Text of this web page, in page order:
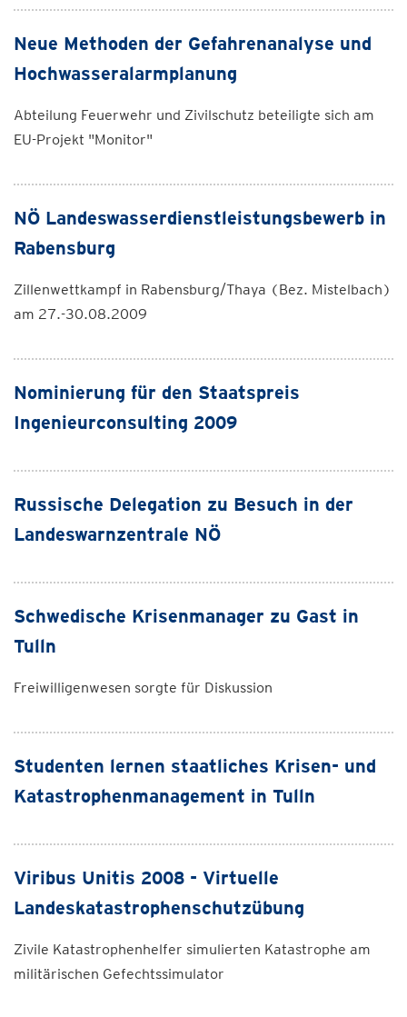
Neue Methoden der Gefahrenanalyse und
Hochwasseralarmplanung
Abteilung Feuerwehr und Zivilschutz beteiligte sich am
EU-Projekt "Monitor"
NÖ Landeswasserdienstleistungsbewerb in
Rabensburg
Zillenwettkampf in Rabensburg/Thaya (Bez. Mistelbach)
am 27.-30.08.2009
Nominierung für den Staatspreis
Ingenieurconsulting 2009
Russische Delegation zu Besuch in der
Landeswarnzentrale NÖ
Schwedische Krisenmanager zu Gast in
Tulln
Freiwilligenwesen sorgte für Diskussion
Studenten lernen staatliches Krisen- und
Katastrophenmanagement in Tulln
Viribus Unitis 2008 - Virtuelle
Landeskatastrophenschutzübung
Zivile Katastrophenhelfer simulierten Katastrophe am
militärischen Gefechtssimulator